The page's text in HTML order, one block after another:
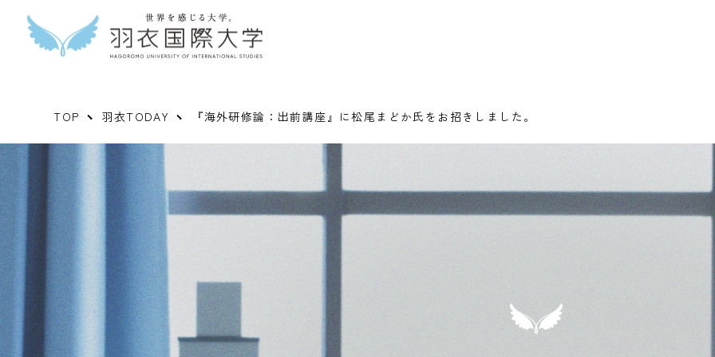
TOP 羽衣TODAY 『海外研修論：出前講座』に松尾まどか氏をお招きしました。